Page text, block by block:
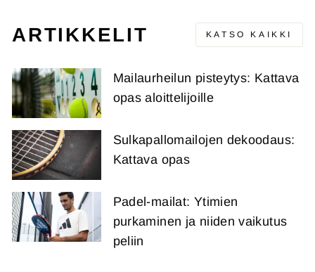
ARTIKKELIT KATSO KAIKKI
Mailaurheilun pisteytys: Kattava
opas aloittelijoille
Sulkapallomailojen dekoodaus:
Kattava opas
Padel-mailat: Ytimien
purkaminen ja niiden vaikutus
peliin